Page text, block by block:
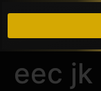
eec jk